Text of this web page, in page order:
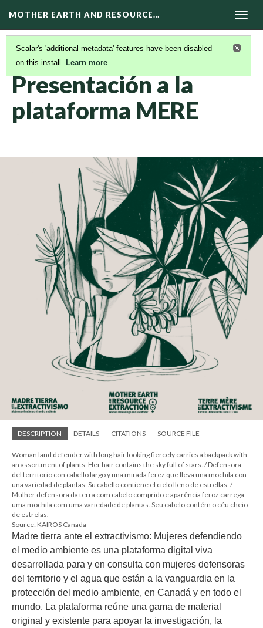
MOTHER EARTH AND RESOURCE…
Scalar's 'additional metadata' features have been disabled
on this install. Learn more.
ACERCA DE LA PLATAFORMA MERE
Presentación a la
plataforma MERE
DESCRIPTION DETAILS CITATIONS SOURCE FILE
Woman land defender with long hair looking fiercely carries a backpack with
an assortment of plants. Her hair contains the sky full of stars. / Defensora
del territorio con cabello largo y una mirada ferez que lleva una mochila con
una variedad de plantas. Su cabello contiene el cielo lleno de estrellas. /
Mulher defensora da terra com cabelo comprido e aparência feroz carrega
uma mochila com uma variedade de plantas. Seu cabelo contém o céu cheio
de estrelas.
Source: KAIROS Canada
Madre tierra ante el extractivismo: Mujeres defendiendo
el medio ambiente es una plataforma digital viva
desarrollada para y en consulta con mujeres defensoras
del territorio y el agua que están a la vanguardia en la
protección del medio ambiente, en Canadá y en todo el
mundo. La plataforma reúne una gama de material
original y existente para apoyar la investigación, la